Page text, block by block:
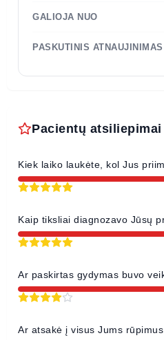
GALIOJA NUO
PASKUTINIS ATNAUJINIMAS
Pacientų atsiliepimai
Kiek laiko laukėte, kol Jus
Kaip tiksliai diagnozavo Jūsų
Ar paskirtas gydymas buvo
Ar atsakė į visus Jums